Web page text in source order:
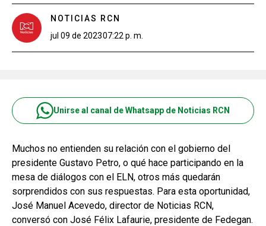
NOTICIAS RCN
jul 09 de 202307:22 p. m.
Unirse al canal de Whatsapp de Noticias RCN
Muchos no entienden su relación con el gobierno del
presidente Gustavo Petro, o qué hace participando en la
mesa de diálogos con el ELN, otros más quedarán
sorprendidos con sus respuestas. Para esta oportunidad,
José Manuel Acevedo, director de Noticias RCN,
conversó con José Félix Lafaurie, presidente de Fedegan.